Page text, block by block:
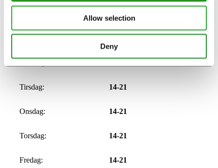
Allow selection
Deny
Åbningstider
Tirsdag: 14-21
Onsdag: 14-21
Torsdag: 14-21
Fredag: 14-21